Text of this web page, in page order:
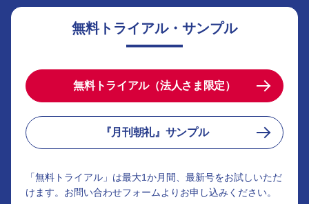
無料トライアル・サンプル
無料トライアル（法人さま限定）
『月刊朝礼』サンプル
「無料トライアル」は最大1か月間、最新号をお試しいただ
けます。お問い合わせフォームよりお申し込みください。